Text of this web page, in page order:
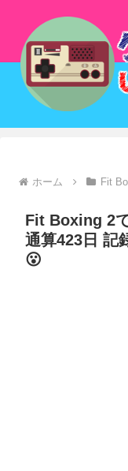
ホーム Fit
Fit Boxing 2
通算423日 記
😮